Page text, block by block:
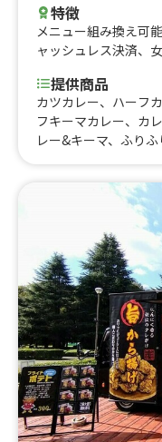
特徴
メニュー組み換え可能
ャッシュレス決済、
提供商品
カツカレー、ハーフ
フキーマカレー、カ
レー&キーマ、ふり
あげ丼、さつまいも
玉焼きだんご、チュ
フ、ウォーキングタ